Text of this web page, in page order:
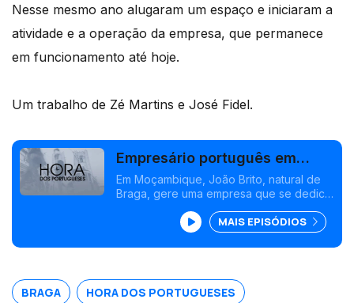
Nesse mesmo ano alugaram um espaço e iniciaram a
atividade e a operação da empresa, que permanece
em funcionamento até hoje.
Um trabalho de Zé Martins e José Fidel.
Empresário português em
Moçambique
Em Moçambique, João Brito, natural de
Braga, gere uma empresa que se dedica
2013 João Brito recebeu um convite de
um empresário português para visitar
Moçambique, gostou do que viu e, em
empresário.
MAIS EPISÓDIOS
BRAGA HORA DOS PORTUGUESES